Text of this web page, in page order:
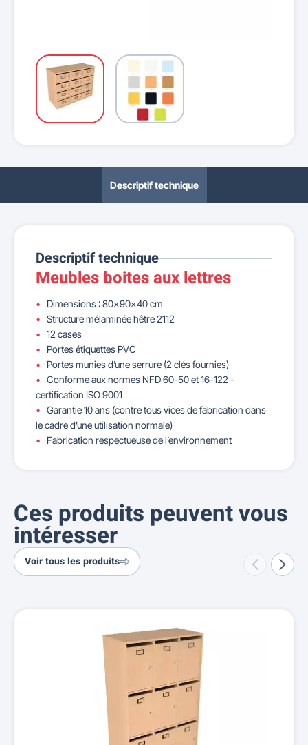
Descriptif technique
Descriptif technique
Meubles boites aux lettres
Dimensions : 80x90x40 cm
Structure mélaminée hêtre 2112
12 cases
Portes étiquettes PVC
Portes munies d’une serrure (2 clés fournies)
Conforme aux normes NFD 60-50 et 16-122 -
certification ISO 9001
Garantie 10 ans (contre tous vices de fabrication dans
le cadre d’une utilisation normale)
Fabrication respectueuse de l’environnement
Ces produits peuvent vous
intéresser
Voir tous les produits